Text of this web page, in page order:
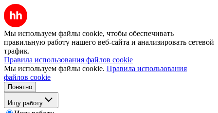
Мы используем файлы cookie, чтобы обеспечивать
правильную работу нашего веб-сайта и анализировать сетевой
трафик.
Правила использования файлов cookie
Мы используем файлы cookie. Правила использования
файлов cookie
Понятно
Ищу работу